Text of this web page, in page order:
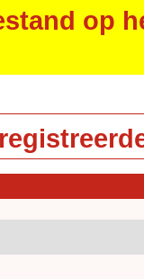
op